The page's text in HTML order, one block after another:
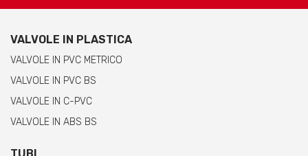
VALVOLE IN PLASTICA
VALVOLE IN PVC METRICO
VALVOLE IN PVC BS
VALVOLE IN C-PVC
VALVOLE IN ABS BS
TUBI